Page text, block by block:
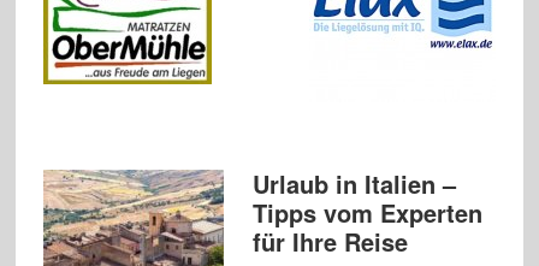
Urlaub in Italien –
Tipps vom Experten
für Ihre Reise